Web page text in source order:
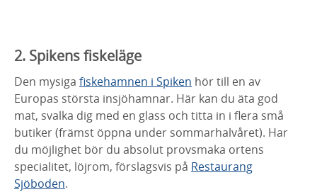
2. Spikens fiskeläge
Den mysiga fiskehamnen i Spiken hör till en av
Europas största insjöhamnar. Här kan du äta god
mat, svalka dig med en glass och titta in i flera små
butiker (främst öppna under sommarhalvåret). Har
du möjlighet bör du absolut provsmaka ortens
specialitet, löjrom, förslagsvis på Restaurang
Sjöboden.